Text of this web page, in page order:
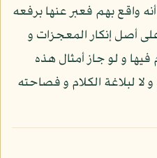
واقع بهم فعبر عنها برفعه
أصل إنكار المعجزات و
فيها و لو جاز أمثال هذه
لا لبلاغة الكلام و فصاحته